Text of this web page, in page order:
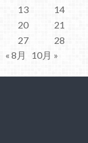
13
14
20
21
27
28
« 8月
10月 »